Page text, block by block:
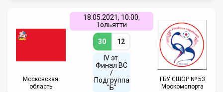
Московская
область
18.05.2021, 10:00,
Тольятти
30 12
IV эт.
Финал ВC
/
Подгруппа
"Б"
ГБУ CШОР № 53
Москомспорта